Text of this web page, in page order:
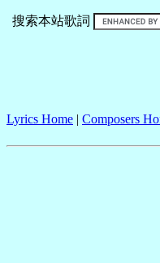
搜索本站歌詞
Lyrics Home | Composers